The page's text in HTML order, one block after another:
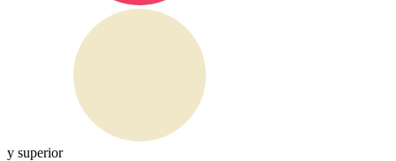
y superior